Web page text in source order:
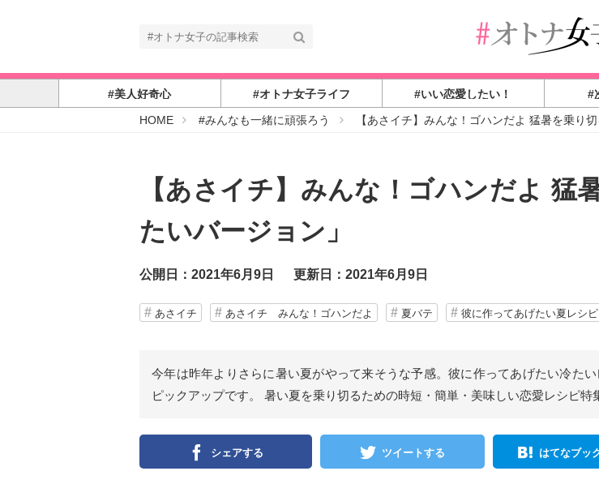
#美人好奇心 #オトナ女子ライフ #いい恋愛したい！ #
HOME#
子
#みんなも一緒に頑張ろう 【あさイチ】みんな！ゴハンだよ 猛暑を乗り
【あさイチ】みんな！ゴハンだよ 猛
たいバージョン」
公開日：2021年6月9日 更新日：2021年6月9日
あさイチ あさイチ みんな！ゴハンだよ 夏バテ 彼に作ってあげたい夏レシピ
今年は昨年よりさらに暑い夏がやって来そうな予感。彼に作ってあげたい冷た
ピックアップです。 暑い夏を乗り切るための時短・簡単・美味しい恋愛レシピ特
シェアする ツイートする はてなブッ